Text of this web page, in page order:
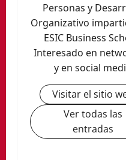
Personas y
Organizativo
ESIC Business
Interesado en
y en social
Visitar el sitio
Ver todas las
entradas